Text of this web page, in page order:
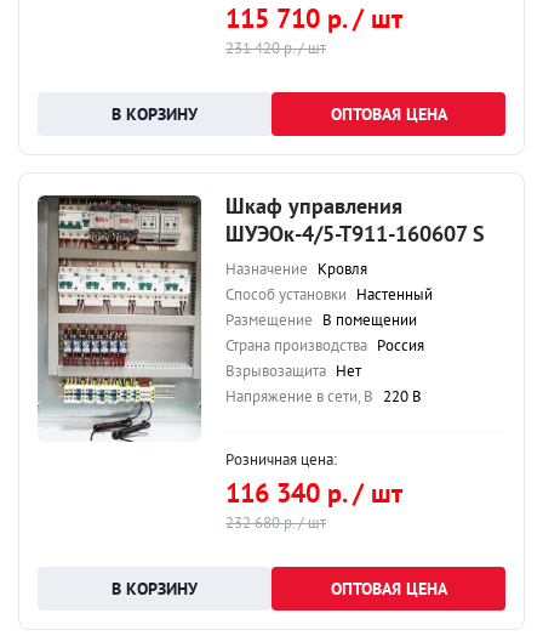
115 710 р. / шт
231 420 р. / шт
ОПТОВАЯ ЦЕНА
Шкаф управления
ШУЭОк-4/5-Т911-160607 S
Назначение Кровля
Способ установки Настенный
Размещение В помещении
Страна производства Россия
Взрывозащита Нет
Напряжение в сети, В 220 В
Розничная цена:
116 340 р. / шт
232 680 р. / шт
ОПТОВАЯ ЦЕНА